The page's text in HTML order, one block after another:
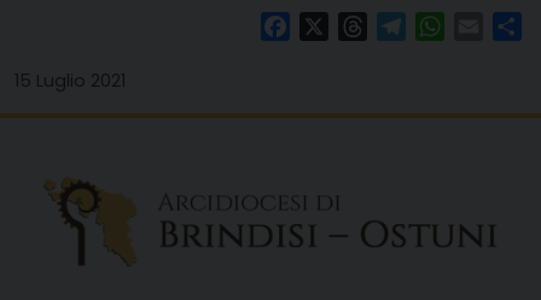
FacebookThreadsTelegram Email
15 Luglio 2021